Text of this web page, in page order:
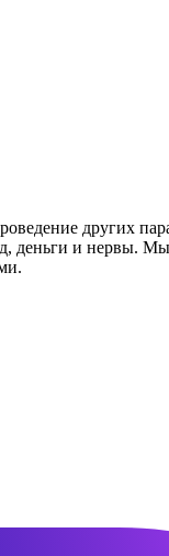
других
деньги и нервы.